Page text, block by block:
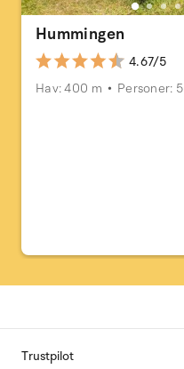
Hummingen
4.67/5
Hav: 400 m
Personer: 5
Trustpilot